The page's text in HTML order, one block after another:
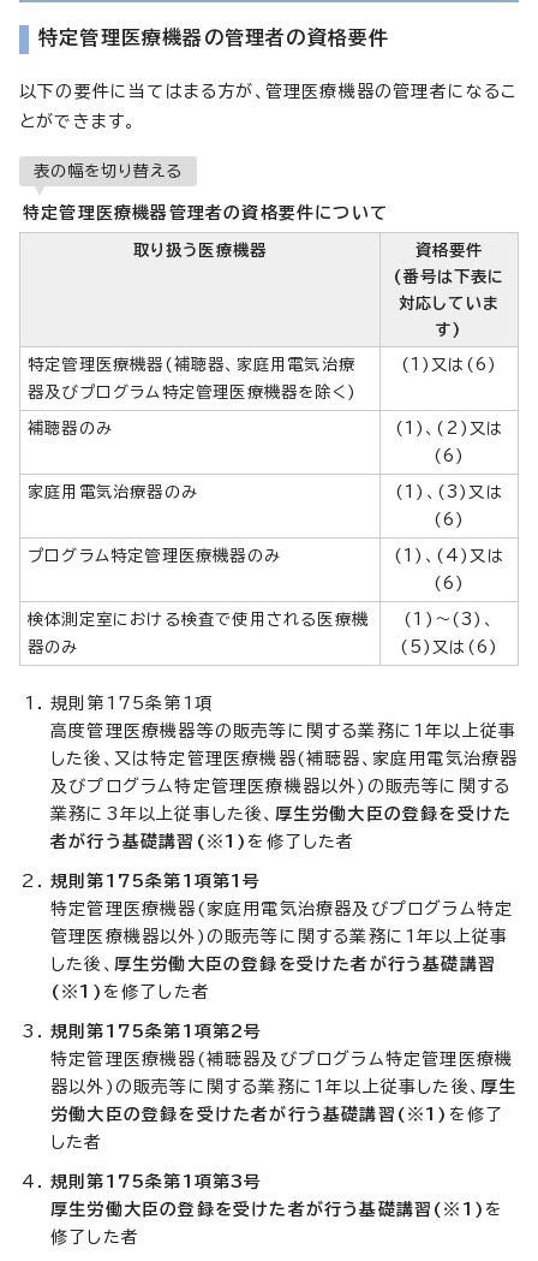
特定管理医療機器の管理者の資格要件
以下の要件に当てはまる方が、管理医療機器の管理者になるこ
とができます。
表の幅を切り替える
特定管理医療機器管理者の資格要件について
取り扱う医療機器
資格要件
(番号は下表に
対応していま
す)
特定管理医療機器(補聴器、家庭用電気治療
器及びプログラム特定管理医療機器を除く)
(1)又は(6)
補聴器のみ
(1)、(2)又は
(6)
家庭用電気治療器のみ
(1)、(3)又は
(6)
プログラム特定管理医療機器のみ
(1)、(4)又は
(6)
検体測定室における検査で使用される医療機
器のみ
(1)～(3)、
(5)又は(6)
規則第175条第1項
高度管理医療機器等の販売等に関する業務に1年以上従事
した後、又は特定管理医療機器(補聴器、家庭用電気治療器
及びプログラム特定管理医療機器以外)の販売等に関する
業務に3年以上従事した後、 厚生労働大臣の登録を受けた
者が行う基礎講習 (※1) を修了した者
規則第175条第1項第1号
特定管理医療機器(家庭用電気治療器及びプログラム特定
管理医療機器以外)の販売等に関する業務に1年以上従事
した後、 厚生労働大臣の登録を受けた者が行う基礎講習
(※1) を修了した者
規則第175条第1項第2号
特定管理医療機器(補聴器及びプログラム特定管理医療機
器以外)の販売等に関する業務に1年以上従事した後、 厚生
労働大臣の登録を受けた者が行う基礎講習 (※1) を修了
した者
規則第175条第1項第3号
厚生労働大臣の登録を受けた者が行う基礎講習 (※1) を
修了した者